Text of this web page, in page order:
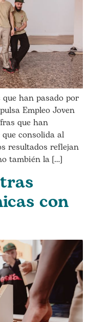
han pasado por
Empleo Joven
que han
consolida al
resultados reflejan
también la […]
con